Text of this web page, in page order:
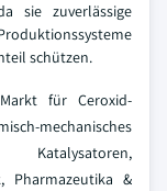
sie zuverlässige
schützen.
für Ceroxid-
mechanisches
Katalysatoren,
Pharmazeutika &